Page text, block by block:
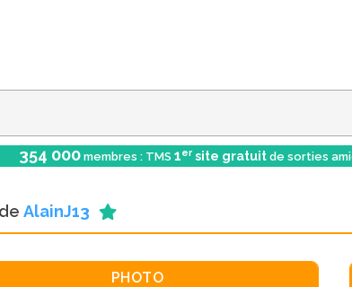
354 000 membres : TMS 1er site gratuit de sorties
AlainJ13
PHOTO